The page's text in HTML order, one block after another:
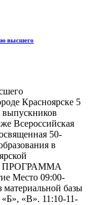
высшего
Красноярске 5
выпускников
Всероссийская
50-
в
ПРОГРАММА
Место 09:00-
материальной базы
«В». 11:10-11-